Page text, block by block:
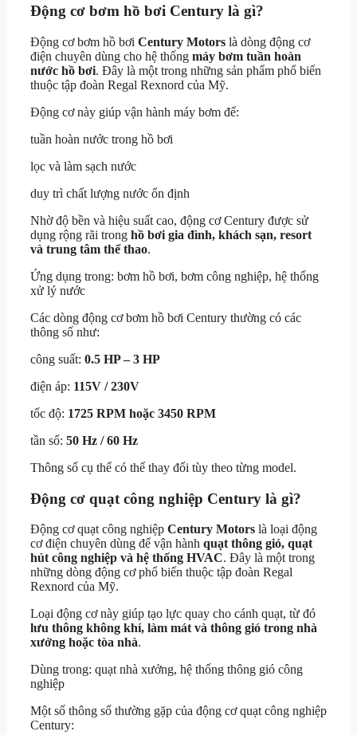
Động cơ bơm hồ bơi Century là gì?
Động cơ bơm hồ bơi Century Motors là dòng động cơ
điện chuyên dùng cho hệ thống máy bơm tuần hoàn
nước hồ bơi. Đây là một trong những sản phẩm phổ biến
thuộc tập đoàn Regal Rexnord của Mỹ.
Động cơ này giúp vận hành máy bơm để:
tuần hoàn nước trong hồ bơi
lọc và làm sạch nước
duy trì chất lượng nước ổn định
Nhờ độ bền và hiệu suất cao, động cơ Century được sử
dụng rộng rãi trong hồ bơi gia đình, khách sạn, resort
và trung tâm thể thao.
Ứng dụng trong: bơm hồ bơi, bơm công nghiệp, hệ thống
xử lý nước
Các dòng động cơ bơm hồ bơi Century thường có các
thông số như:
công suất: 0.5 HP – 3 HP
điện áp: 115V / 230V
tốc độ: 1725 RPM hoặc 3450 RPM
tần số: 50 Hz / 60 Hz
Thông số cụ thể có thể thay đổi tùy theo từng model.
Động cơ quạt công nghiệp Century là gì?
Động cơ quạt công nghiệp Century Motors là loại động
cơ điện chuyên dùng để vận hành quạt thông gió, quạt
hút công nghiệp và hệ thống HVAC. Đây là một trong
những dòng động cơ phổ biến thuộc tập đoàn Regal
Rexnord của Mỹ.
Loại động cơ này giúp tạo lực quay cho cánh quạt, từ đó
lưu thông không khí, làm mát và thông gió trong nhà
xưởng hoặc tòa nhà.
Dùng trong: quạt nhà xưởng, hệ thống thông gió công
nghiệp
Một số thông số thường gặp của động cơ quạt công nghiệp
Century: